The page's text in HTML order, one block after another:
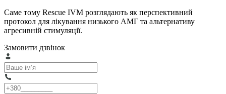
Саме тому Rescue IVM розглядають як перспективний
протокол для лікування низького АМГ та альтернативу
агресивній стимуляції.
Замовити дзвінок